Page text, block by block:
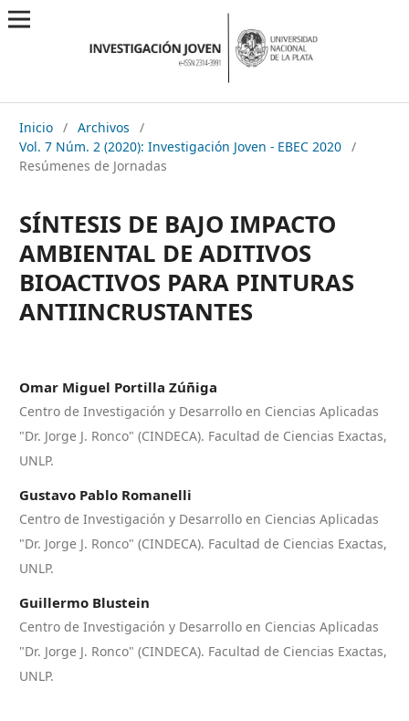
Inicio / Archivos
/
Vol. 7 Núm. 2 (2020): Investigación Joven - EBEC 2020 /
Resúmenes de Jornadas
SÍNTESIS DE BAJO IMPACTO
AMBIENTAL DE ADITIVOS
BIOACTIVOS PARA PINTURAS
ANTIINCRUSTANTES
Omar Miguel Portilla Zúñiga
Centro de Investigación y Desarrollo en Ciencias Aplicadas
"Dr. Jorge J. Ronco" (CINDECA). Facultad de Ciencias Exactas,
UNLP.
Gustavo Pablo Romanelli
Centro de Investigación y Desarrollo en Ciencias Aplicadas
"Dr. Jorge J. Ronco" (CINDECA). Facultad de Ciencias Exactas,
UNLP.
Guillermo Blustein
Centro de Investigación y Desarrollo en Ciencias Aplicadas
"Dr. Jorge J. Ronco" (CINDECA). Facultad de Ciencias Exactas,
UNLP.